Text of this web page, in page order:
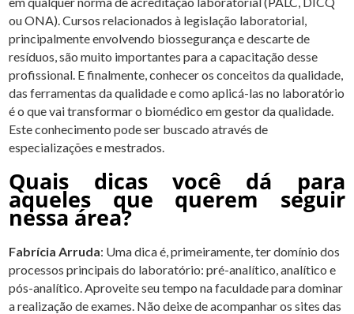
ou ONA). Cursos relacionados à legislação laboratorial,
principalmente envolvendo biossegurança e descarte de
resíduos, são muito importantes para a capacitação desse
profissional. E finalmente, conhecer os conceitos da qualidade,
das ferramentas da qualidade e como aplicá-las no laboratório
é o que vai transformar o biomédico em gestor da qualidade.
Este conhecimento pode ser buscado através de
especializações e mestrados.
Quais dicas você dá para
aqueles que querem seguir
nessa área?
Fabrícia Arruda: Uma dica é, primeiramente, ter domínio dos
processos principais do laboratório: pré-analítico, analítico e
pós-analítico. Aproveite seu tempo na faculdade para dominar
a realização de exames. Não deixe de acompanhar os sites das